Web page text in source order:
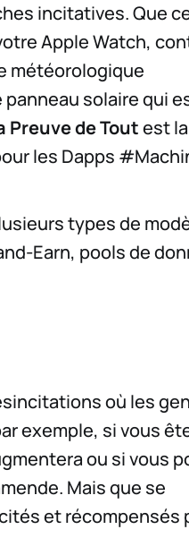
incitatives. Que
Apple Watch,
météorologique
solaire qui
Preuve de Toutest
les Dapps
types de
Earn, pools de
où les
exemple, si vous
ou si vous
Mais que se
et récompensés